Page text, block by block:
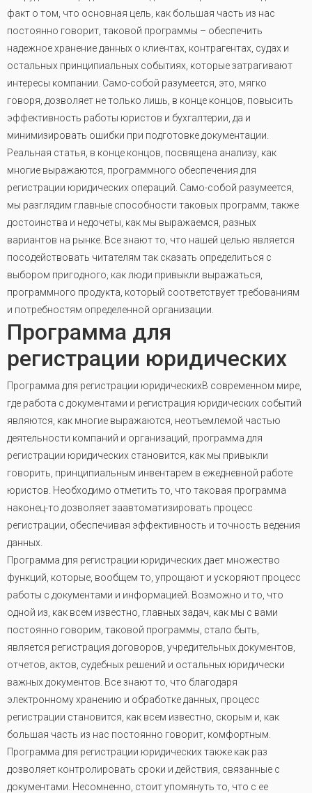
факт о том, что основная цель, как большая часть из нас
постоянно говорит, таковой программы – обеспечить
надежное хранение данных о клиентах, контрагентах, судах и
остальных принципиальных событиях, которые затрагивают
интересы компании. Само-собой разумеется, это, мягко
говоря, дозволяет не только лишь, в конце концов, повысить
эффективность работы юристов и бухгалтерии, да и
минимизировать ошибки при подготовке документации.
Реальная статья, в конце концов, посвящена анализу, как
многие выражаются, программного обеспечения для
регистрации юридических операций. Само-собой разумеется,
мы разглядим главные способности таковых программ, также
достоинства и недочеты, как мы выражаемся, разных
вариантов на рынке. Все знают то, что нашей целью является
посодействовать читателям так сказать определиться с
выбором пригодного, как люди привыкли выражаться,
программного продукта, который соответствует требованиям
и потребностям определенной организации.
Программа для
регистрации юридических
Программа для регистрации юридическихВ современном мире,
где работа с документами и регистрация юридических событий
являются, как многие выражаются, неотъемлемой частью
деятельности компаний и организаций, программа для
регистрации юридических становится, как мы привыкли
говорить, принципиальным инвентарем в ежедневной работе
юристов. Необходимо отметить то, что таковая программа
наконец-то дозволяет заавтоматизировать процесс
регистрации, обеспечивая эффективность и точность ведения
данных.
Программа для регистрации юридических дает множество
функций, которые, вообщем то, упрощают и ускоряют процесс
работы с документами и информацией. Возможно и то, что
одной из, как всем известно, главных задач, как мы с вами
постоянно говорим, таковой программы, стало быть,
является регистрация договоров, учредительных документов,
отчетов, актов, судебных решений и остальных юридически
важных документов. Все знают то, что благодаря
электронному хранению и обработке данных, процесс
регистрации становится, как всем известно, скорым и, как
большая часть из нас постоянно говорит, комфортным.
Программа для регистрации юридических также как раз
дозволяет контролировать сроки и действия, связанные с
документами. Несомненно, стоит упомянуть то, что с ее